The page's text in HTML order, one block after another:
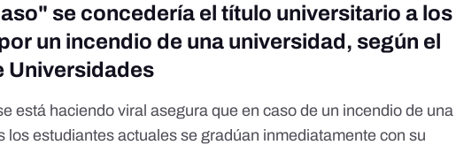
se concedería el título universitario a los
un incendio de una universidad, según el
Universidades
está haciendo viral asegura que en caso de un incendio de una
los estudiantes actuales se gradúan inmediatamente con su